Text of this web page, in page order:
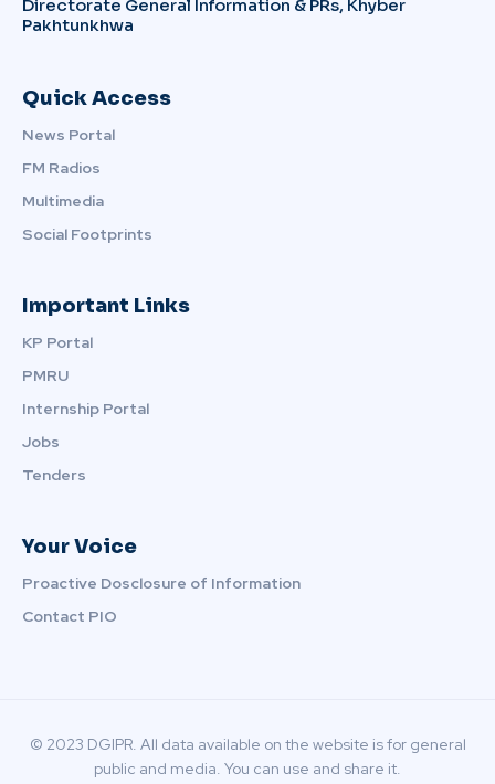
Directorate General Information & PRs, Khyber
Pakhtunkhwa
Quick Access
News Portal
FM Radios
Multimedia
Social Footprints
Important Links
KP Portal
PMRU
Internship Portal
Jobs
Tenders
Your Voice
Proactive Dosclosure of Information
Contact PIO
© 2023 DGIPR. All data available on the website is for general
public and media. You can use and share it.